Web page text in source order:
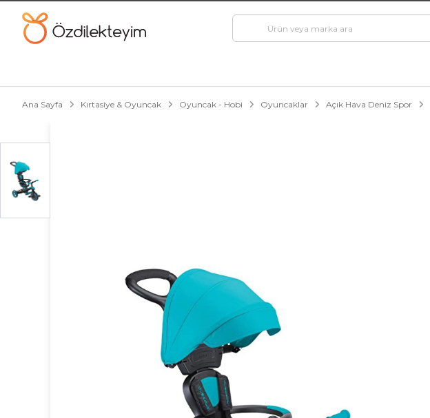
Ana Sayfa Kırtasiye & Oyuncak Oyuncak - Hobi Oyuncaklar Açık Hava Deniz Spor